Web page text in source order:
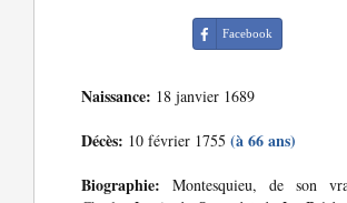
Facebook
Naissance: 18 janvier 1689
Décès: 10 février 1755(à 66 ans)
Biographie: Montesquieu, de son